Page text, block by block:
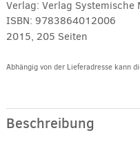
Verlag: Verlag Systemische
ISBN: 9783864012006
2015, 205 Seiten
Abhängig von der Lieferadresse kann
Beschreibung